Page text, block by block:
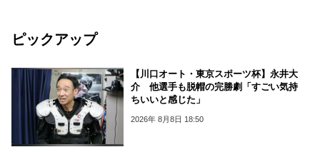
ピックアップ
【川口オート・東京スポーツ杯】永井大
介 他選手も脱帽の完勝劇「すごい気持
ちいいと感じた」
2026年 8月8日 18:50